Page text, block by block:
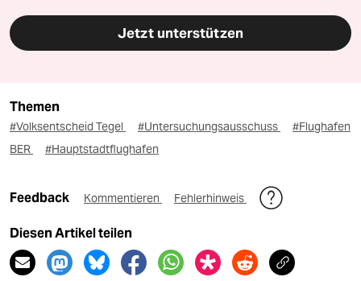
Jetzt unterstützen
Themen
#Volksentscheid Tegel #Untersuchungsausschuss
#Flughafen
BER
#Hauptstadtflughafen
Feedback Kommentieren Fehlerhinweis
Diesen Artikel teilen